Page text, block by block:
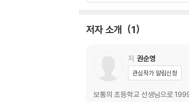
욕망사회 … 073
3장 미래의 인간
디지털노마드 … 88
일회용 인간 … 97
저자 소개 1
저 권순영
관심작가 알림신청
보통의 초등학교 선생님으로